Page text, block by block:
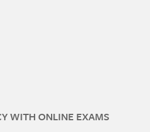
WITH ONLINE EXAMS